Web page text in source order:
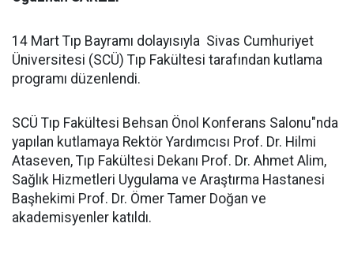
14 Mart Tıp Bayramı dolayısıyla Sivas Cumhuriyet
Üniversitesi (SCÜ) Tıp Fakültesi tarafından kutlama
programı düzenlendi.
SCÜ Tıp Fakültesi Behsan Önol Konferans Salonu"nda
yapılan kutlamaya Rektör Yardımcısı Prof. Dr. Hilmi
Ataseven, Tıp Fakültesi Dekanı Prof. Dr. Ahmet Alim,
Sağlık Hizmetleri Uygulama ve Araştırma Hastanesi
Başhekimi Prof. Dr. Ömer Tamer Doğan ve
akademisyenler katıldı.